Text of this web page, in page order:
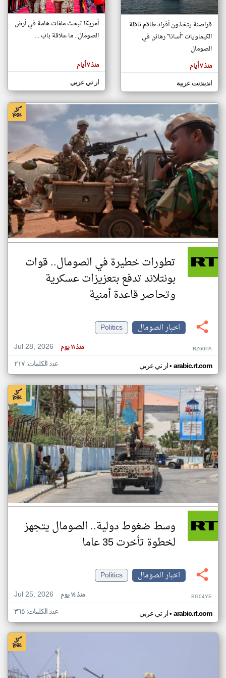
تغيير الدولة
اخبار الصومال على مدار الساعة
أهم اخبار الصومال العاجلة والمباشرة
المقالات
هنا عن
وجهة
كاتبيها.
قراصنة يتخذون أفراد طاقم ناقلة
الكيماويات "أسانا" رهائن في
الصومال
منذ ٧ أيام
اندبندنت عربية
أمريكا تبحث ملفات هامة في أرض
الصومال.. ما علاقة باب ...
منذ ٧ أيام
ار تي عربي
تطورات خطيرة في الصومال.. قوات
بونتلاند تدفع بتعزيزات عسكرية
وتحاصر قاعدة أمنية
اخبار الصومال
Politics
Jul 28, 2026
منذ ١١ يوم RZ60PA
ار تي عربي• arabic.rt.com عدد الكلمات: ٢١٧
وسط ضغوط دولية.. الصومال يتجهز
لخطوة تأخرت 35 عاما
اخبار الصومال
Politics
Jul 25, 2026
منذ ١٤ يوم BG04YE
ار تي عربي• arabic.rt.com عدد الكلمات: ٣٦٥
klyoum.com